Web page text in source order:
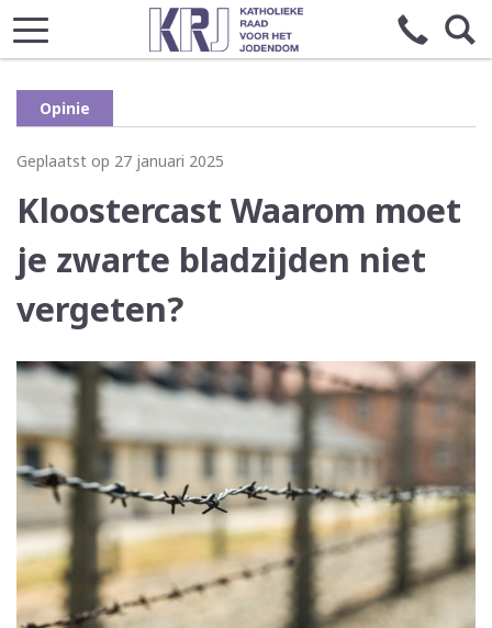
Opinie
Geplaatst op 27 januari 2025
Kloostercast Waarom moet
je zwarte bladzijden niet
vergeten?